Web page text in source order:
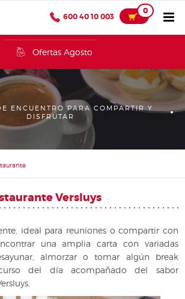
600 40 10 003
0
Ofertas Agosto
ENCUENTRO PARA COMPARTIR Y
DISFRUTAR
Versluys
ideal para reuniones o compartir con
una amplia carta con variadas
almorzar o tomar algún break
del día acompañado del sabor